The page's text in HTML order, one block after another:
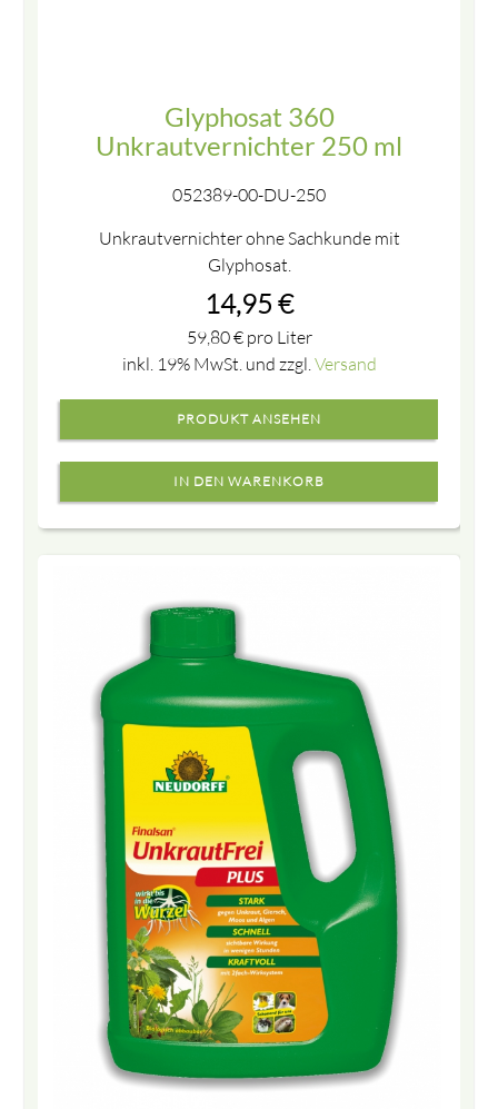
Glyphosat 360
Unkrautvernichter 250 ml
052389-00-DU-250
Unkrautvernichter ohne Sachkunde mit
Glyphosat.
14,95 €
59,80€pro Liter
inkl. 19% MwSt. und zzgl.Versand
PRODUKT ANSEHEN